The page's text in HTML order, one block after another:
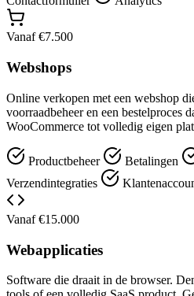
Vanaf €7.500
Webshops
Online verkopen met een webshop
voorraadbeheer en een bestelproces
WooCommerce tot volledig eigen
Productbeheer Betalingen
Verzendintegraties
Vanaf €15.000
Webapplicaties
Software die draait in de browser.